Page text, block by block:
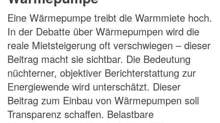
Eine Wärmepumpe treibt die Warmmiete hoch.
In der Debatte über Wärmepumpen wird die
reale Mietsteigerung oft verschwiegen – dieser
Beitrag macht sie sichtbar. Die Bedeutung
nüchterner, objektiver Berichterstattung zur
Energiewende wird unterschätzt. Dieser
Beitrag zum Einbau von Wärmepumpen soll
Transparenz schaffen. Belastbare